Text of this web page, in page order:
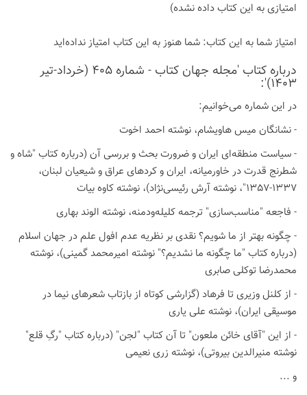
امتیازی به این كتاب داده نشده)
امتیاز شما به این كتاب: شما هنوز به این كتاب امتیاز نداده‌اید
درباره كتاب 'مجله جهان کتاب - شماره 405 (خرداد-تیر
1403)':
در این شماره می‌خوانیم:
- نشانگان میس هاویشام، نوشته احمد اخوت
- سیاست منطقه‌ای ایران و ضرورت بحث و بررسی آن (درباره کتاب "شاه و
شطرنج قدرت در خاورمیانه، ایران و کردهای عراق و شیعیان لبنان،
1337-1357"، نوشته آرش رئیسی‌نژاد)، نوشته کاوه بیات
- فاجعه "مناسب‌سازی" ترجمه کلیله‌ودمنه، نوشته الوند بهاری
- چگونه بهتر از ما شویم؟ نقدی بر نظریه عدم افول علم در جهان اسلام
(درباره کتاب "ما چگونه ما نشدیم؟" نوشته امیرمحمد گمینی)، نوشته
محمدرضا توکلی صابری
- از کلنل وزیری تا فرهاد (گزارشی کوتاه از بازتاب شعرهای نیما در
موسیقی ایران)، نوشته علی یاری
- از این "آقای خائن ملعون" تا آن کتاب "لجن" (درباره کتاب "رگِ قلع"
نوشته منیرالدین بیروتی)، نوشته زری نعیمی
و ...